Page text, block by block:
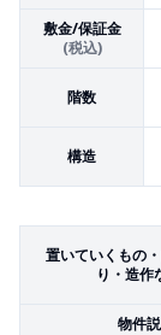
敷金/保証金
(税込)
階数
構造
置いていくもの
り・造作
物件